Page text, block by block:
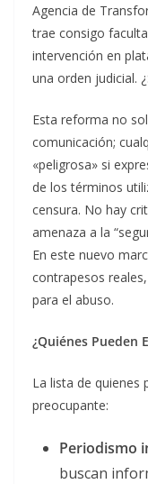
Agencia de
trae consigo
intervención en
una orden judicial.
Esta reforma no
comunicación;
«peligrosa» si
de los términos
censura. No hay
amenaza a la
En este nuevo
contrapesos
para el abuso.
¿Quiénes Pueden
La lista de quienes
preocupante:
Periodismo
buscan